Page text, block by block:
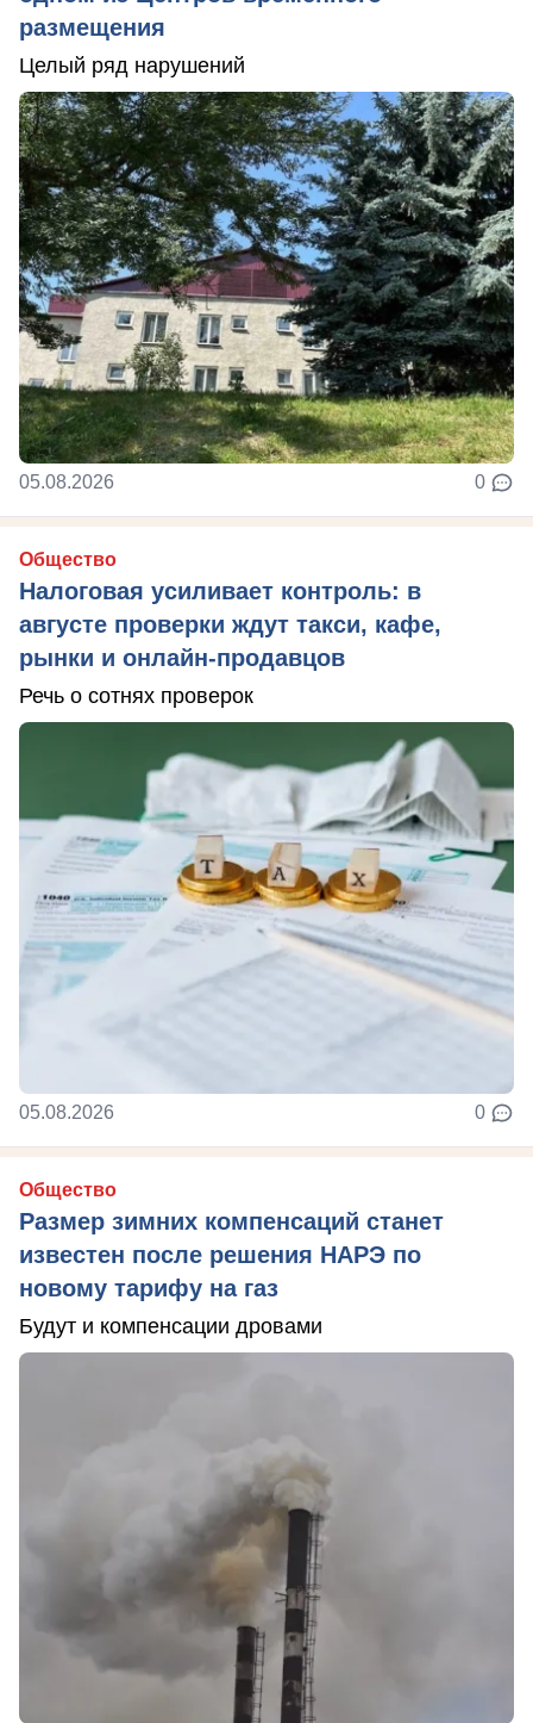
размещения
Целый ряд нарушений
05.08.2026 0
Общество
Налоговая усиливает контроль: в
августе проверки ждут такси, кафе,
рынки и онлайн-продавцов
Речь о сотнях проверок
05.08.2026 0
Общество
Размер зимних компенсаций станет
известен после решения НАРЭ по
новому тарифу на газ
Будут и компенсации дровами